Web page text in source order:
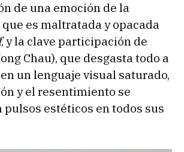
de una emoción de la
es maltratada y opacada
, y la clave participación de
Chau), que desgasta todo a
un lenguaje visual saturado,
y el resentimiento se
pulsos estéticos en todos sus